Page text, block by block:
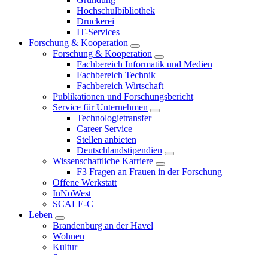
Hochschulbibliothek
Druckerei
IT-Services
Forschung & Kooperation
Forschung & Kooperation
Fachbereich Informatik und Medien
Fachbereich Technik
Fachbereich Wirtschaft
Publikationen und Forschungsbericht
Service für Unternehmen
Technologietransfer
Career Service
Stellen anbieten
Deutschlandstipendien
Wissenschaftliche Karriere
F3 Fragen an Frauen in der Forschung
Offene Werkstatt
InNoWest
SCALE-C
Leben
Brandenburg an der Havel
Wohnen
Kultur